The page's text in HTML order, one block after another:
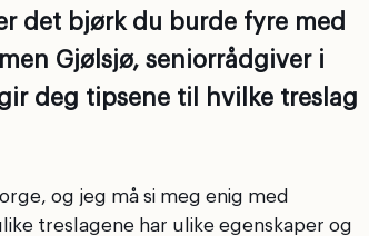
det bjørk du burde fyre med
Gjølsjø, seniorrådgiver i
deg tipsene til hvilke treslag
og jeg må si meg enig med
treslagene har ulike egenskaper og